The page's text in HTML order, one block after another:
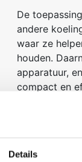
Details
De
andere
waar ze
houden.
apparatuur,
compact en
Met de
wordt de rol